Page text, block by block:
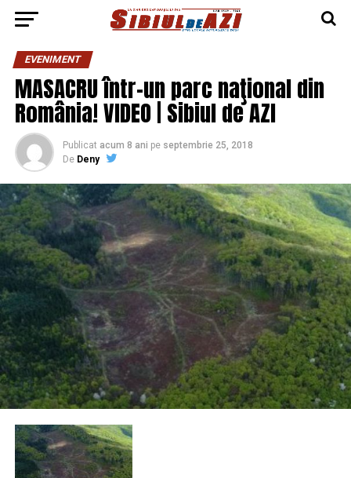
EVENIMENT
MASACRU într-un parc naţional din
România! VIDEO | Sibiul de AZI
Publicat acum 8 ani pe septembrie 25, 2018
De Deny